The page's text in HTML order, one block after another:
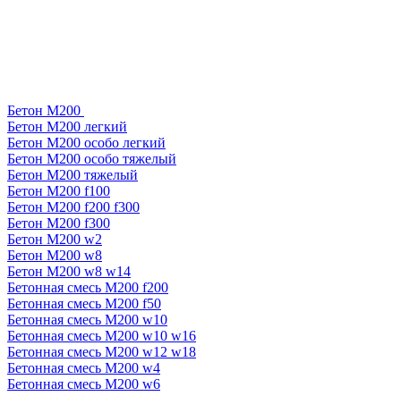
Бетон М200
Бетон М200 легкий
Бетон М200 особо легкий
Бетон М200 особо тяжелый
Бетон М200 тяжелый
Бетон М200 f100
Бетон М200 f200 f300
Бетон М200 f300
Бетон М200 w2
Бетон М200 w8
Бетон М200 w8 w14
Бетонная смесь М200 f200
Бетонная смесь М200 f50
Бетонная смесь М200 w10
Бетонная смесь М200 w10 w16
Бетонная смесь М200 w12 w18
Бетонная смесь М200 w4
Бетонная смесь М200 w6